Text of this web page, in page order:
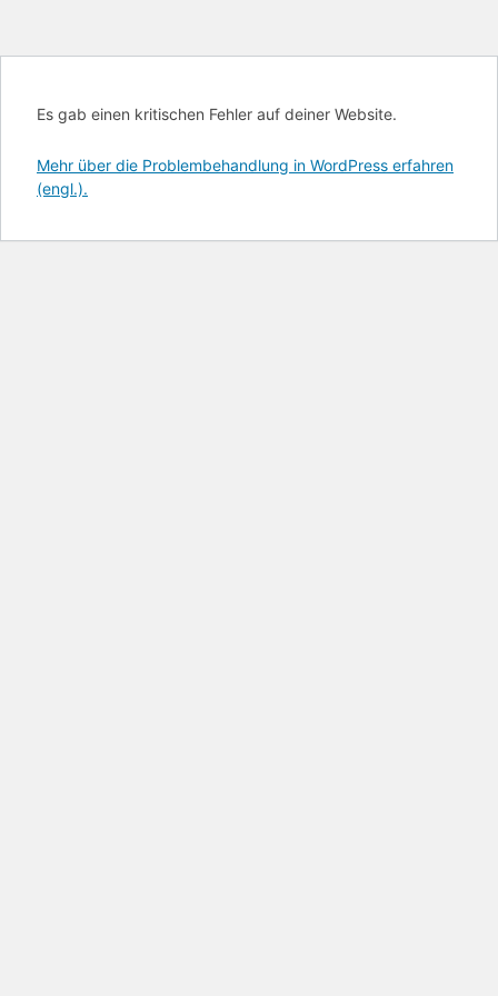
Es gab einen kritischen Fehler auf deiner Website.
Mehr über die Problembehandlung in WordPress erfahren
(engl.).